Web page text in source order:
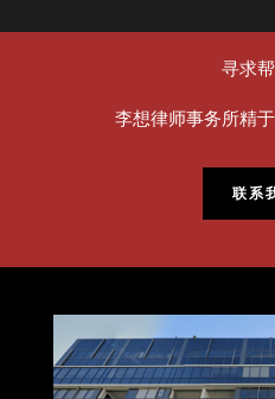
寻求
李想律师事务所精
联系